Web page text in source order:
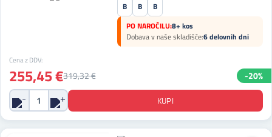
B B
B
PO NAROČILU:8+ kos
Dobava v naše skladišče:6 delovnih dni
Cena z DDV:
255,45 €319,32 € -20%